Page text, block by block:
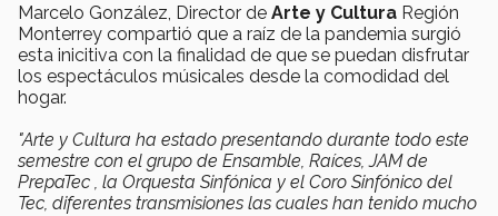
Marcelo González, Director de Arte y Cultura Región
Monterrey compartió que a raíz de la pandemia surgió
esta inicitiva con la finalidad de que se puedan disfrutar
los espectáculos músicales desde la comodidad del
hogar.
"Arte y Cultura ha estado presentando durante todo este
semestre con el grupo de Ensamble, Raíces, JAM de
PrepaTec , la Orquesta Sinfónica y el Coro Sinfónico del
Tec, diferentes transmisiones las cuales han tenido mucho